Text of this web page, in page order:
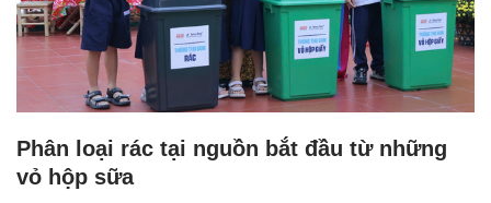
Phân loại rác tại nguồn bắt đầu từ những
vỏ hộp sữa